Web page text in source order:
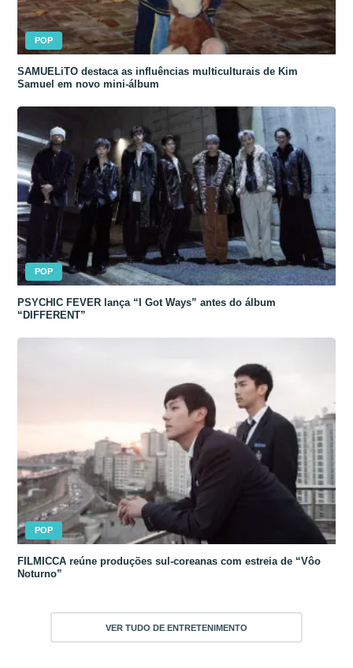
POP
SAMUELiTO destaca as influências multiculturais de Kim
Samuel em novo mini-álbum
POP
PSYCHIC FEVER lança “I Got Ways” antes do álbum
“DIFFERENT”
POP
FILMICCA reúne produções sul-coreanas com estreia de “Vôo
Noturno”
VER TUDO DE ENTRETENIMENTO